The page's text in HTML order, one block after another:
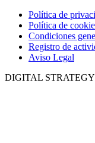
Política de
Política de
Condiciones
Registro de
Aviso Legal
DIGITAL